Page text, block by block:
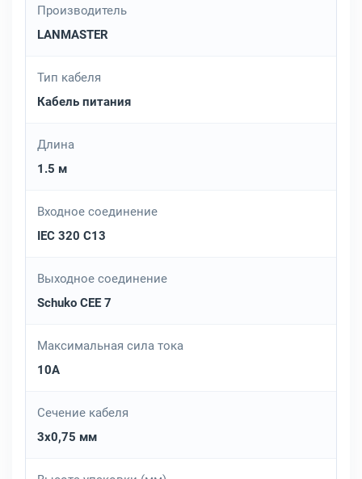
Производитель
LANMASTER
Тип кабеля
Кабель питания
Длина
1.5 м
Входное соединение
IEC 320 C13
Выходное соединение
Schuko CEE 7
Максимальная сила тока
10A
Сечение кабеля
3x0,75 мм